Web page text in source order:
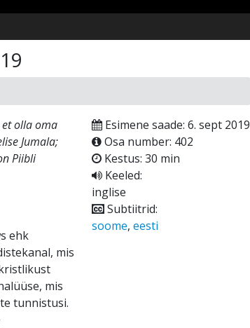
et olla oma
Jumala;
Piibli
ehk
mis
mis
tunnistusi.
Esimene saade: 6. sept 2019
Osa number: 402
Kestus: 30 min
Keeled:
inglise
Subtiitrid:
soome, eesti